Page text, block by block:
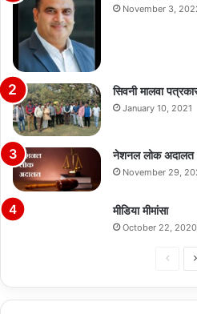
November 3,
सिवनी मालवा
January 10, 2021
नेशनल लोक अदालत
November 29,
मीडिया मीमांसा
October 22, 2020